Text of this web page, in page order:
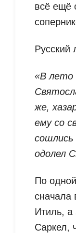
всё ещё
Русский
«В лето
же,
ему со
одолел
По
сначала
Итиль, а
Саркел,